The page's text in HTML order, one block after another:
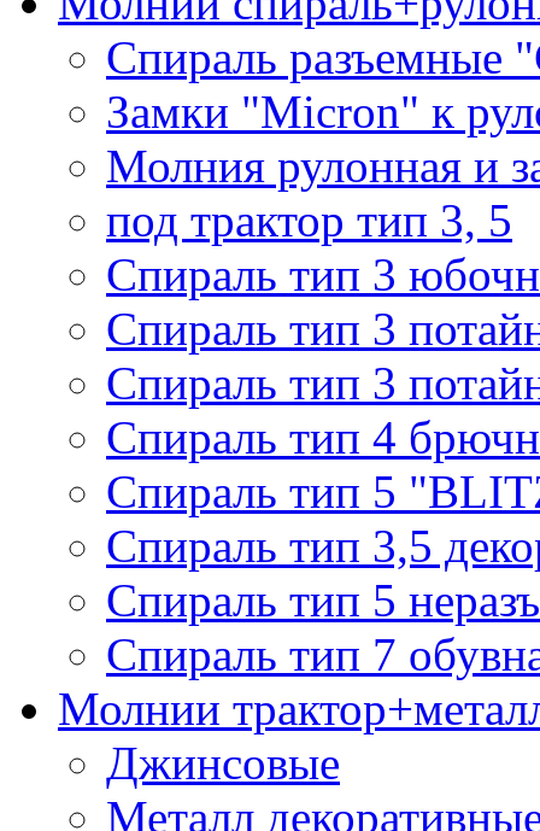
Спираль разъемные
Замки "Micron" к
Молния рулонная и
под трактор тип 3, 5
Спираль тип 3
Спираль тип 3
Спираль тип 3
Спираль тип 4
Спираль тип 5
Спираль тип 3,5
Спираль тип 5
Спираль тип 7
Молнии
Джинсовые
Металл